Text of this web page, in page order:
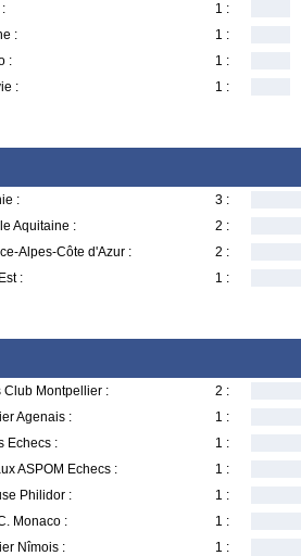
1 :
:
1 :
:
1 :
:
1 :
:
3 :
Aquitaine :
2 :
Alpes-Côte d'Azur :
2 :
:
1 :
Club Montpellier :
2 :
Agenais :
1 :
Echecs :
1 :
ASPOM Echecs :
1 :
Philidor :
1 :
Monaco :
1 :
Nîmois :
1 :